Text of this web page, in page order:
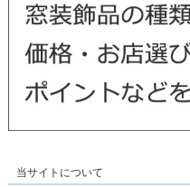
当サイトについて